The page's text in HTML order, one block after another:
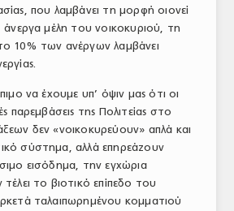
που λαμβάνει τη μορφή οιονεί
άνεργα μέλη του νοικοκυριού, τη
10% των ανέργων λαμβάνει
να έχουμε υπ’ όψιν μας ότι οι
παρεμβάσεις της Πολιτείας στο
δεν «νοικοκυρεύουν» απλά και
σύστημα, αλλά επηρεάζουν
εισόδημα, την εγχώρια
το βιοτικό επίπεδο του
ταλαιπωρημένου κομματιού